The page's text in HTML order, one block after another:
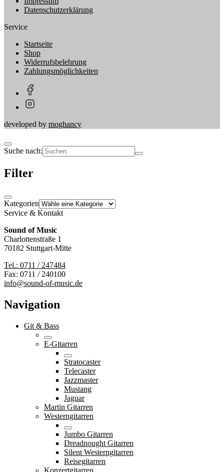
Datenschutzerklärung
Service
Startseite
Shop
Widerrufsbelehrung
Zahlungsmöglichkeiten
developed by moghancy
Suche nach:
Filter
Kategorien
Service & Kontakt
Sound of Music
Charlottenstraße 1
70182 Stuttgart-Mitte
Tel.: 0711 / 247484
Fax: 0711 / 240100
info@sound-of-music.de
Navigation
Git & Bass
E-Gitarren
Stratocaster
Telecaster
Jazzmaster
Mustang
Jaguar
Martin Gitarren
Westerngitarren
Jumbo Gitarren
Dreadnought Gitarren
Silent Westerngitarren
Reisegitarren
Konzertgitarren